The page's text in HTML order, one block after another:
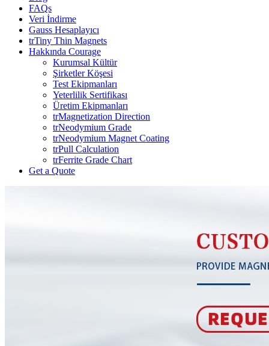
FAQs
Veri İndirme
Gauss Hesaplayıcı
trTiny Thin Magnets
Hakkında Courage
Kurumsal Kültür
Şirketler Köşesi
Test Ekipmanları
Yeterlilik Sertifikası
Üretim Ekipmanları
trMagnetization Direction
trNeodymium Grade
trNeodymium Magnet Coating
trPull Calculation
trFerrite Grade Chart
Get a Quote